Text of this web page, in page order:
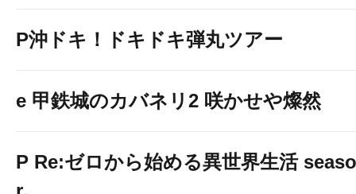
P沖ドキ！ドキドキ弾丸ツアー
e 甲鉄城のカバネリ2 咲かせや燦然
P Re:ゼロから始める異世界生活